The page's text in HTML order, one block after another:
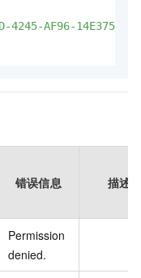
4245-AF96-
错误信息 描述
Permission
denied.